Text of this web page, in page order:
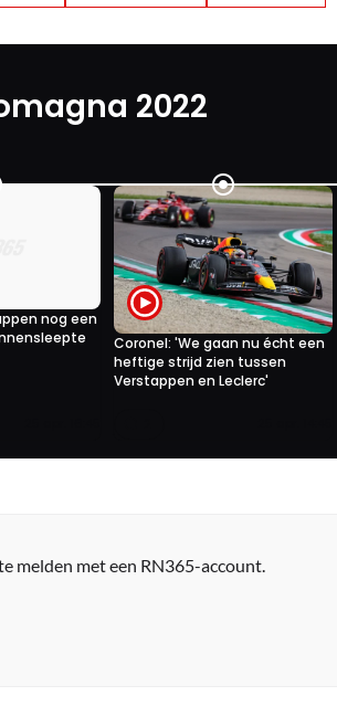
2022
nog een
Coronel: 'We gaan nu écht een
heftige strijd zien tussen
Verstappen en Leclerc'
melden met een RN365-account.